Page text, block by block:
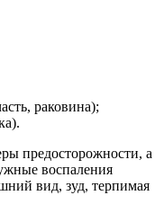
раковина);
предосторожности, а
воспаления
вид, зуд, терпимая